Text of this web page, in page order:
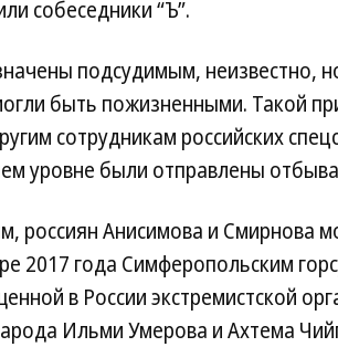
собеседники “Ъ”.
подсудимым, неизвестно,
быть пожизненными. Такой
сотрудникам российских
уровне были отправлены
россиян Анисимова и Смирнова
2017 года Симферопольским
в России экстремистской
Ильми Умерова и Ахтема